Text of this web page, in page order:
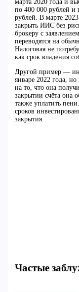
марта 2020 года и
по 400 000 рублей и
рублей. В марте
закрыть ИИС без
брокеру с
переводятся на
Налоговая не
как срок владения
Другой пример —
январе 2022 года,
на то, что она
закрытии счёта она
также уплатить
сроков
закрытия.
Частые